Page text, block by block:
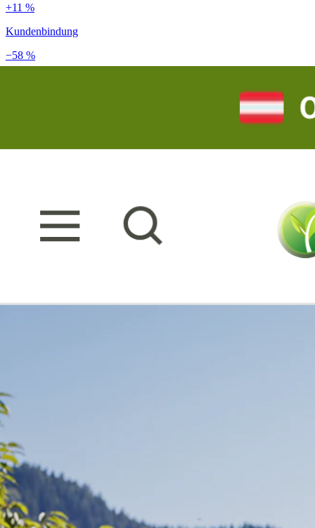
+11 %
Kundenbindung
−58 %